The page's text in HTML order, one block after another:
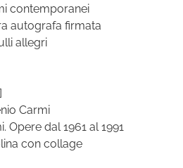
contemporanei
autografa firmata
allegri
Carmi
Opere dal 1961 al 1991
con collage